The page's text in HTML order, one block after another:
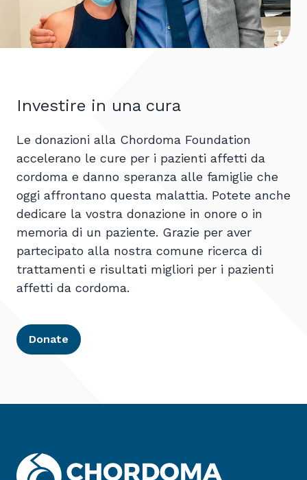
Investire in una cura
Le donazioni alla Chordoma Foundation
accelerano le cure per i pazienti affetti da
cordoma e danno speranza alle famiglie che
oggi affrontano questa malattia. Potete anche
dedicare la vostra donazione in onore o in
memoria di un paziente. Grazie per aver
partecipato alla nostra comune ricerca di
trattamenti e risultati migliori per i pazienti
affetti da cordoma.
Donate